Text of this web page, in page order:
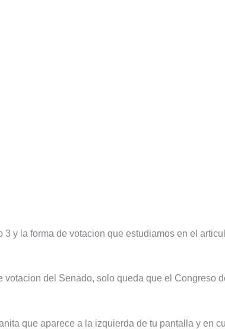
y la forma de votacion que estudiamos en el
del Senado, solo queda que el Congreso
que aparece a la izquierda de tu pantalla y en